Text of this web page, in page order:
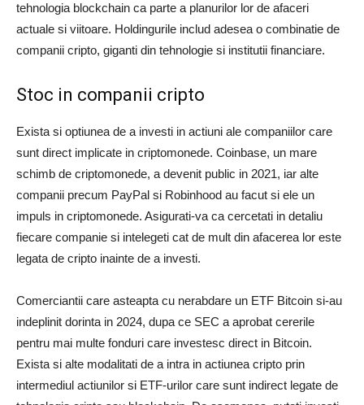
tehnologia blockchain ca parte a planurilor lor de afaceri
actuale si viitoare. Holdingurile includ adesea o combinatie de
companii cripto, giganti din tehnologie si institutii financiare.
Stoc in companii cripto
Exista si optiunea de a investi in actiuni ale companiilor care
sunt direct implicate in criptomonede. Coinbase, un mare
schimb de criptomonede, a devenit public in 2021, iar alte
companii precum PayPal si Robinhood au facut si ele un
impuls in criptomonede. Asigurati-va ca cercetati in detaliu
fiecare companie si intelegeti cat de mult din afacerea lor este
legata de cripto inainte de a investi.
Comerciantii care asteapta cu nerabdare un ETF Bitcoin si-au
indeplinit dorinta in 2024, dupa ce SEC a aprobat cererile
pentru mai multe fonduri care investesc direct in Bitcoin.
Exista si alte modalitati de a intra in actiunea cripto prin
intermediul actiunilor si ETF-urilor care sunt indirect legate de